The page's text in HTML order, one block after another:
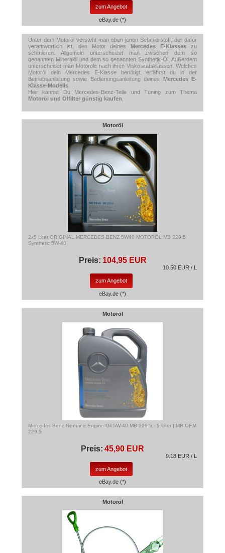
zum Angebot
eBay.de (*)
Unter dem Motoröl versteht man eben jenen Schmierstoff, der dafür
verantwortlich ist, den Motor deines
Mercedes E-Klasses zu
schmieren. Allgemein unterscheidet man zwischen dem so
genannten Mineralöl und dem so genannten Synthetik-Öl. Außerdem
unterscheidet man Motoröle nach ihren Viskositätsklassen. Welches
Motoröl dein Mercedes E-Klasse benötigt, erfährst du in der
Betriebsanleitung sowie Bedienungsanleitung deines
Mercedes E-
Klasse-Modells
Hier kannst Du Mercedes-Benz-Teile und Tuning zum Thema
Motoröl und Ölfilter günstig kaufen
Motoröl
2x5 Liter ORIGINAL MERCEDES BENZ 5W40 MOTORÖL MB 229.5
Synthetic 5W-40
Preis: 104,95 EUR
10.50 EUR / L
zum Angebot
eBay.de (*)
Motoröl
Mercedes-Benz Genuine Engine Oil 5W-40 MB 229.5 - 5 Liter | MB OEM
229.5
Preis: 45,90 EUR
9.18 EUR / L
zum Angebot
eBay.de (*)
Motoröl